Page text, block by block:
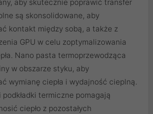
aby skutecznie poprawić transfer
są skonsolidowane, aby
kontakt między sobą, a także z
GPU w celu zoptymalizowania
Nano pasta termoprzewodząca
w obszarze styku, aby
wymianę ciepła i wydajność cieplną.
termiczne pomagają
ciepło z pozostałych